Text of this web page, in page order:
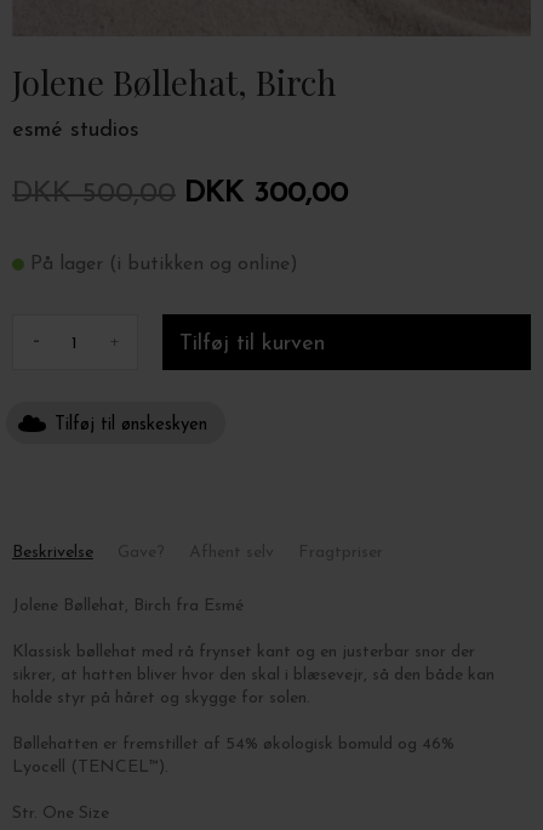
Jolene Bøllehat, Birch
esmé studios
DKK 500,00 DKK 300,00
På lager (i butikken og online)
- +
Tilføj til ønskeskyen
Beskrivelse
Jolene Bøllehat, Birch fra Esmé
Klassisk bøllehat med rå frynset kant og en justerbar snor der
sikrer, at hatten bliver hvor den skal i blæsevejr, så den både kan
holde styr på håret og skygge for solen.
Bøllehatten er fremstillet af 54% økologisk bomuld og 46%
Lyocell ( TENCEL™ ).
Str. One Size